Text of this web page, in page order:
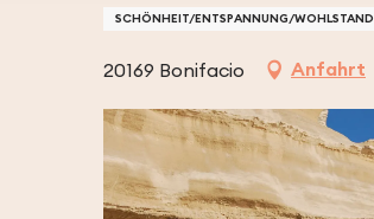
SCHÖNHEIT/ENTSPANNUNG/WOHLSTAND
20169 Bonifacio Anfahrt